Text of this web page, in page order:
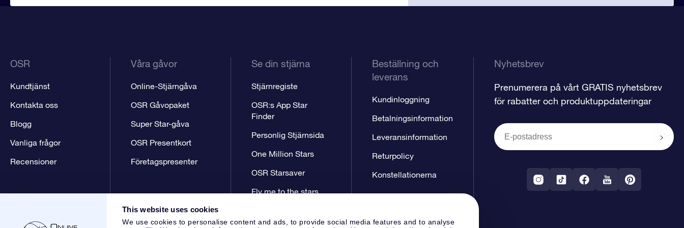
This website uses cookies
We use cookies to personalise content and ads, to provide social media features and to analyse
OSR
Kundtjänst
Kontakta oss
Blogg
Vanliga frågor
Recensioner
Våra gåvor
Online-Stjärngåva
OSR Gåvopaket
Super Star-gåva
OSR Presentkort
Företagspresenter
Se din stjärna
Stjärnregiste
OSR:s App Star
Finder
Personlig Stjärnsida
One Million Stars
OSR Starsaver
Fly me to the stars
Beställning och
leverans
Kundinloggning
Betalningsinformation
Leveransinformation
Returpolicy
Konstellationerna
Nyhetsbrev
Prenumerera på vårt GRATIS nyhetsbrev
för rabatter och produktuppdateringar